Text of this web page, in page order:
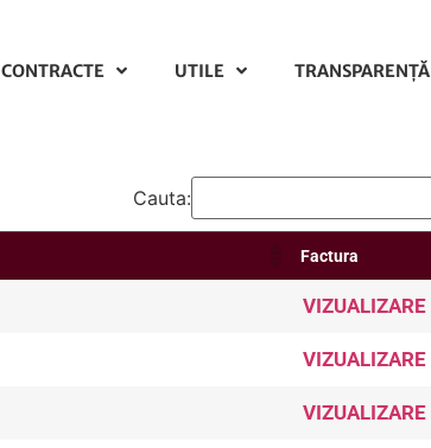
CONTRACTE UTILE TRANSPARENȚĂ
Cauta:
Factura
VIZUALIZARE
VIZUALIZARE
VIZUALIZARE